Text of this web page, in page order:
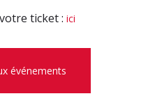
ticket :ici
événements